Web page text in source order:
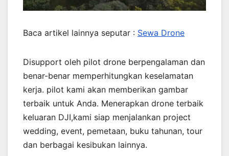
Baca artikel lainnya seputar : Sewa Drone
Disupport oleh pilot drone berpengalaman dan
benar-benar memperhitungkan keselamatan
kerja. pilot kami akan memberikan gambar
terbaik untuk Anda. Menerapkan drone terbaik
keluaran DJI,kami siap menjalankan project
wedding, event, pemetaan, buku tahunan, tour
dan berbagai kesibukan lainnya.